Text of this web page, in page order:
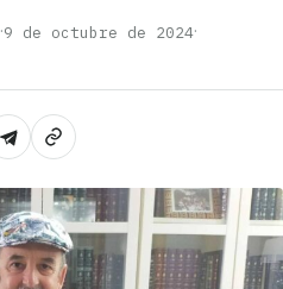
·9 de octubre de 2024·